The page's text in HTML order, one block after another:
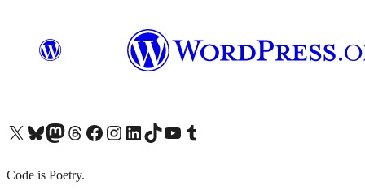
X (旧 Twitter) アカウントへBluesky アカウントへMastodon アカウントへThreads アカウントへ Facebook ページへInstagram アカウントへ LinkedIn アカウントへTikTok アカウントへYouTube チャンネルへ Tumblr アカウントへ
Code is Poetry.